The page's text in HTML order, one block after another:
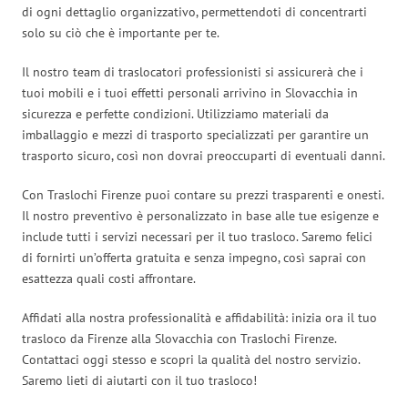
di ogni dettaglio organizzativo, permettendoti di concentrarti
solo su ciò che è importante per te.
Il nostro team di traslocatori professionisti si assicurerà che i
tuoi mobili e i tuoi effetti personali arrivino in Slovacchia in
sicurezza e perfette condizioni. Utilizziamo materiali da
imballaggio e mezzi di trasporto specializzati per garantire un
trasporto sicuro, così non dovrai preoccuparti di eventuali danni.
Con Traslochi Firenze puoi contare su prezzi trasparenti e onesti.
Il nostro preventivo è personalizzato in base alle tue esigenze e
include tutti i servizi necessari per il tuo trasloco. Saremo felici
di fornirti un’offerta gratuita e senza impegno, così saprai con
esattezza quali costi affrontare.
Affidati alla nostra professionalità e affidabilità: inizia ora il tuo
trasloco da Firenze alla Slovacchia con Traslochi Firenze.
Contattaci oggi stesso e scopri la qualità del nostro servizio.
Saremo lieti di aiutarti con il tuo trasloco!